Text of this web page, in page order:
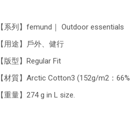
【系列】femund｜ Outdoor essentials
【用途】戶外、健行
【版型】Regular Fit
【材質】Arctic Cotton3 (152g/m2：
【重量】274 g in L size.